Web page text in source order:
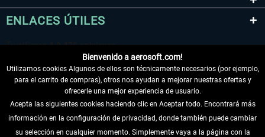
ENLACES ÚTILES
DESISTIR DEL CONTRATO
Bienvenido a aerosoft.com!
Utilizamos cookies Algunos de ellos son técnicamente necesarios (por ejemplo,
para el carrito de compras), otros nos ayudan a mejorar nuestras ofertas y
ofrecerle una mejor experiencia de usuario.
Acepta las siguientes cookies haciendo clic en Aceptar todo. Encontrará más
información en la configuración de privacidad, donde también puede cambiar
su selección en cualquier momento. Simplemente vaya a la página con la